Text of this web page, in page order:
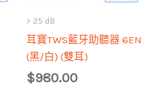
> 25 dB
耳寶TWS藍牙助聽器 6EN
(黑/白) (雙耳)
$980.00